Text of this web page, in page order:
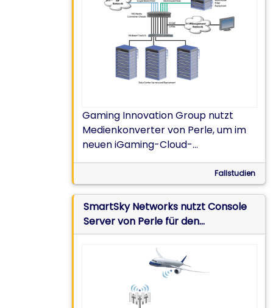
Gaming Innovation Group nutzt
Medienkonverter von Perle, um im
neuen iGaming-Cloud-
Datenzentrum auf Malta LWL mit 10-
Fallstudien
SmartSky Networks nutzt Console
Server von Perle für den
dezentralen Zugriff und die
Verwaltung von
Bodenstationsausrüstungen in den